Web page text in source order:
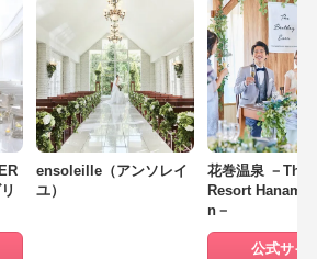
料理も箸で食べやすいようにカットされ
ら徒歩では大変な距離です。水沢は交通
ませんので、ホテルの送迎バスを使われ
。残念ながらあまり利用する機会はあり
物等の気配りはされておりました。二次
ります。また、ホテルなので前泊、後泊
す。
ensoleille（アンソレイ
ユ）
花巻温泉 －The
Resort
n－
公式サイ